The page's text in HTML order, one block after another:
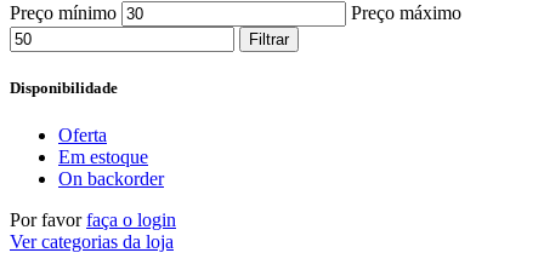
Preço mínimo Preço máximo
Filtrar
Disponibilidade
Oferta
Em estoque
On backorder
Por favorfaça o login
Ver categorias da loja